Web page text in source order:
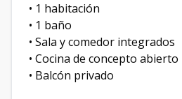
• 1 habitación
• 1 baño
• Sala y comedor integrados
• Cocina de concepto abierto
• Balcón privado